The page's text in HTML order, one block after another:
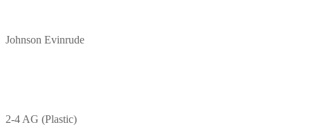
Johnson Evinrude
2-4 AG (Plastic)